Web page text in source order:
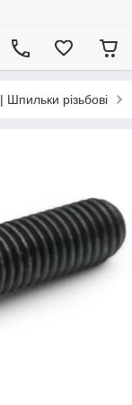
Шпильки різьбові